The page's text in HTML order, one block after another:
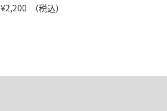
¥2,200 （税込）